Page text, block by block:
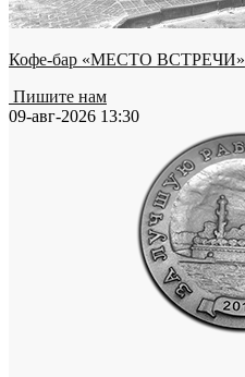
Кофе-бар «МЕСТО ВСТРЕЧИ»
Пишите нам
09-авг-2026 13:30